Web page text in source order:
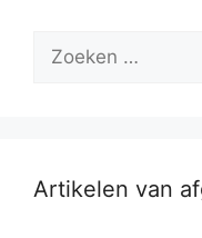
naar:
Artikelen van